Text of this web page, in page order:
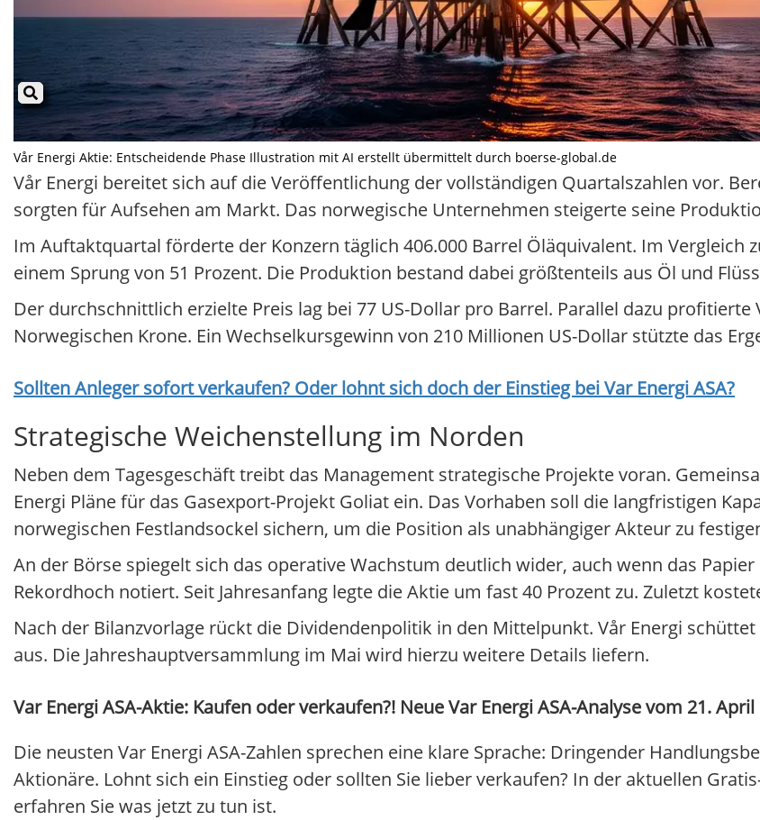
Vår Energi Aktie: Entscheidende Phase Illustration mit AI erstellt übermittelt durch boerse-global.de
Vår Energi bereitet sich auf die Veröffentlichung der vollständigen Quartalszahlen vor.
sorgten für Aufsehen am Markt. Das norwegische Unternehmen steigerte seine
Im Auftaktquartal förderte der Konzern täglich 406.000 Barrel Öläquivalent. Im Vergleich
einem Sprung von 51 Prozent. Die Produktion bestand dabei größtenteils aus Öl und
Der durchschnittlich erzielte Preis lag bei 77 US-Dollar pro Barrel. Parallel dazu profitierte
Norwegischen Krone. Ein Wechselkursgewinn von 210 Millionen US-Dollar stützte das
Sollten Anleger sofort verkaufen? Oder lohnt sich doch der Einstieg beiVar Energi ASA?
Strategische Weichenstellung im Norden
Neben dem Tagesgeschäft treibt das Management strategische Projekte voran.
Energi Pläne für das Gasexport-Projekt Goliat ein. Das Vorhaben soll die langfristigen
norwegischen Festlandsockel sichern, um die Position als unabhängiger Akteur zu
An der Börse spiegelt sich das operative Wachstum deutlich wider, auch wenn das
Rekordhoch notiert. Seit Jahresanfang legte die Aktie um fast 40 Prozent zu. Zuletzt
Nach der Bilanzvorlage rückt die Dividendenpolitik in den Mittelpunkt. Vår Energi
aus. Die Jahreshauptversammlung im Mai wird hierzu weitere Details liefern.
Var Energi ASA-Aktie: Kaufen oder verkaufen?! Neue Var Energi ASA-Analyse vom 21.
Die neusten Var Energi ASA-Zahlen sprechen eine klare Sprache: Dringender
Aktionäre. Lohnt sich ein Einstieg oder sollten Sie lieber verkaufen? In der aktuellen
erfahren Sie was jetzt zu tun ist.